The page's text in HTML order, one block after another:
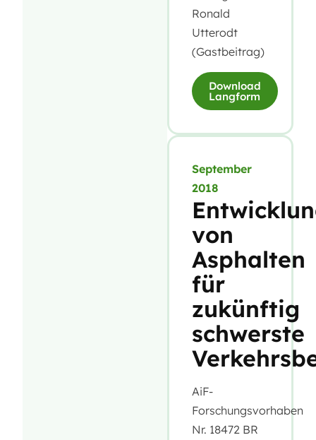
Ronald
Utterodt
(Gastbeitrag)
Download
Langform
September
2018
von
Asphalten
für
zukünftig
schwerste
AiF-
Forschungsvorhaben
Nr. 18472 BR